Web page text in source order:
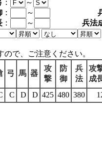
：
～
： ～
： ～
兵法
で、ご注意ください。
弓 馬 器
攻
撃
防
御
兵
法
攻
成
C D D 425 480 380